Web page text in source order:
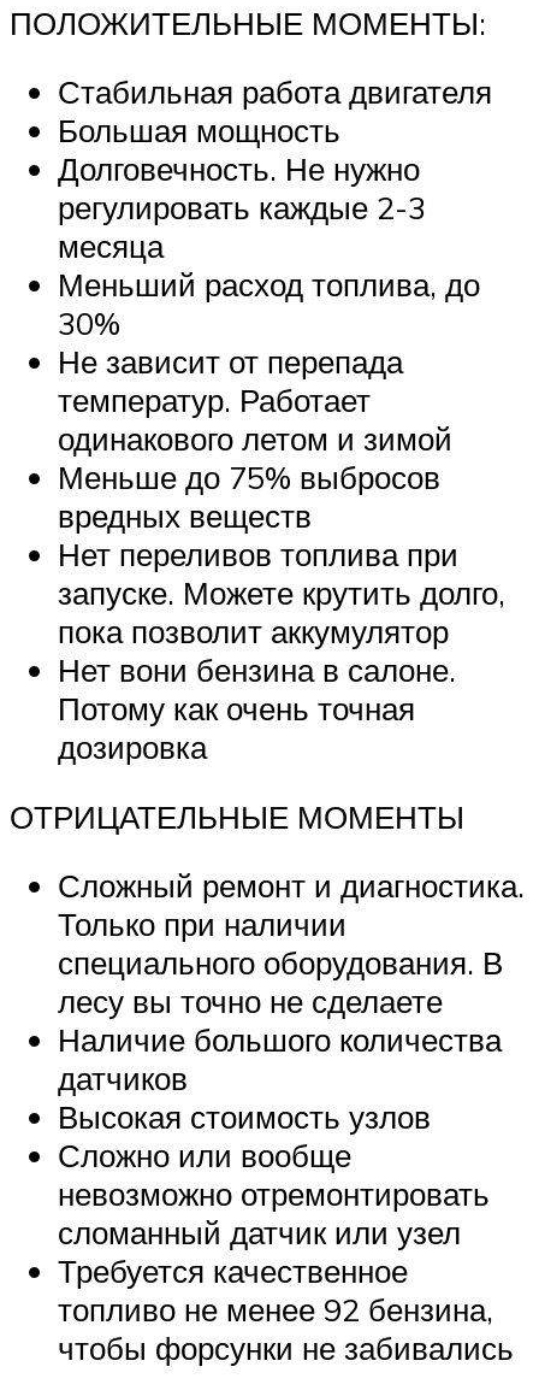
ПОЛОЖИТЕЛЬНЫЕ МОМЕНТЫ:
Стабильная работа двигателя
Большая мощность
Долговечность. Не нужно
регулировать каждые 2-3
месяца
Меньший расход топлива, до
30%
Не зависит от перепада
температур. Работает
одинакового летом и зимой
Меньше до 75% выбросов
вредных веществ
Нет переливов топлива при
запуске. Можете крутить долго,
пока позволит аккумулятор
Нет вони бензина в салоне.
Потому как очень точная
дозировка
ОТРИЦАТЕЛЬНЫЕ МОМЕНТЫ
Сложный ремонт и диагностика.
Только при наличии
специального оборудования. В
лесу вы точно не сделаете
Наличие большого количества
датчиков
Высокая стоимость узлов
Сложно или вообще
невозможно отремонтировать
сломанный датчик или узел
Требуется качественное
топливо не менее 92 бензина,
чтобы форсунки не забивались